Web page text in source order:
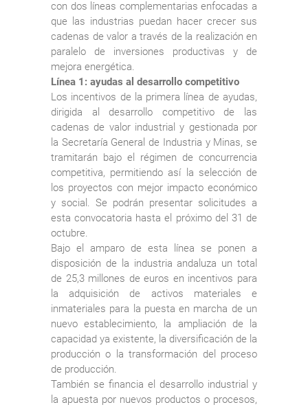
con dos líneas complementarias enfocadas a
que las industrias puedan hacer crecer sus
cadenas de valor a través de la realización en
paralelo de inversiones productivas y de
mejora energética.
Línea 1: ayudas al desarrollo competitivo
Los incentivos de la primera línea de ayudas,
dirigida al desarrollo competitivo de las
cadenas de valor industrial y gestionada por
la Secretaría General de Industria y Minas, se
tramitarán bajo el régimen de concurrencia
competitiva, permitiendo así la selección de
los proyectos con mejor impacto económico
y social. Se podrán presentar solicitudes a
esta convocatoria hasta el próximo del 31 de
octubre.
Bajo el amparo de esta línea se ponen a
disposición de la industria andaluza un total
de 25,3 millones de euros en incentivos para
la adquisición de activos materiales e
inmateriales para la puesta en marcha de un
nuevo establecimiento, la ampliación de la
capacidad ya existente, la diversificación de la
producción o la transformación del proceso
de producción.
También se financia el desarrollo industrial y
la apuesta por nuevos productos o procesos,